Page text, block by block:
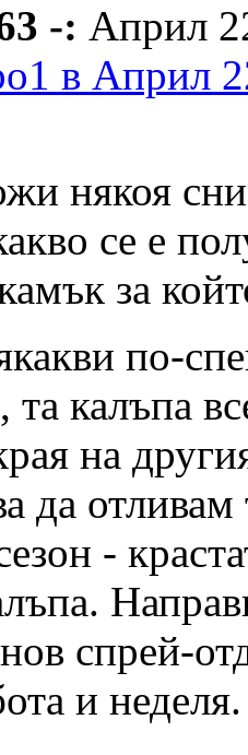
-: Април
в Април
някоя
се е
за
по-
калъпа
на
да отливам
-
спрей-
и неделя.